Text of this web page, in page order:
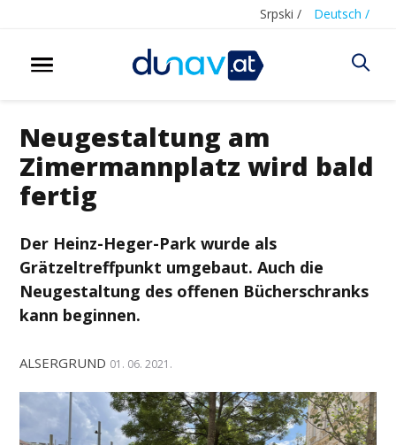
Srpski / Deutsch /
Neugestaltung am
Zimermannplatz wird bald
fertig
Der Heinz-Heger-Park wurde als
Grätzeltreffpunkt umgebaut. Auch die
Neugestaltung des offenen Bücherschranks
kann beginnen.
ALSERGRUND 01. 06. 2021.